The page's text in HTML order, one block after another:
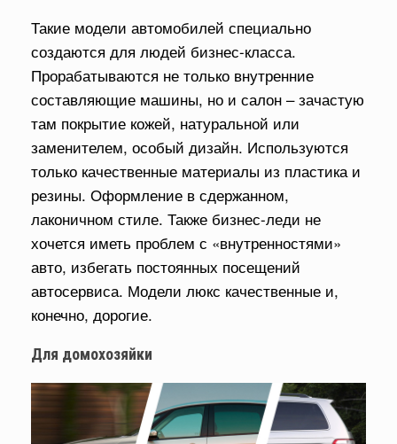
Такие модели автомобилей специально
создаются для людей бизнес-класса.
Прорабатываются не только внутренние
составляющие машины, но и салон – зачастую
там покрытие кожей, натуральной или
заменителем, особый дизайн. Используются
только качественные материалы из пластика и
резины. Оформление в сдержанном,
лаконичном стиле. Также бизнес-леди не
хочется иметь проблем с «внутренностями»
авто, избегать постоянных посещений
автосервиса. Модели люкс качественные и,
конечно, дорогие.
Для домохозяйки